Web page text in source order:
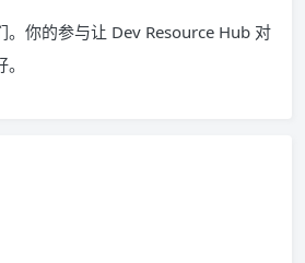
。你的参与让 Dev Resource Hub 对